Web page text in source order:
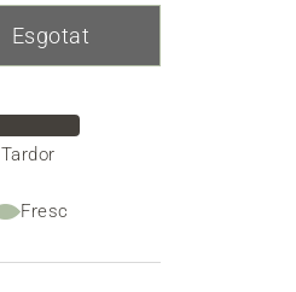
Esgotat
Tardor
Fresc